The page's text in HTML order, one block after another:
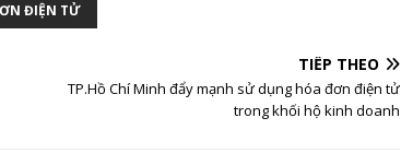
ĐIỆN TỬ
TIẾP THEO
TP.Hồ Chí Minh đẩy mạnh sử dụng hóa đơn điện tử
trong khối hộ kinh doanh